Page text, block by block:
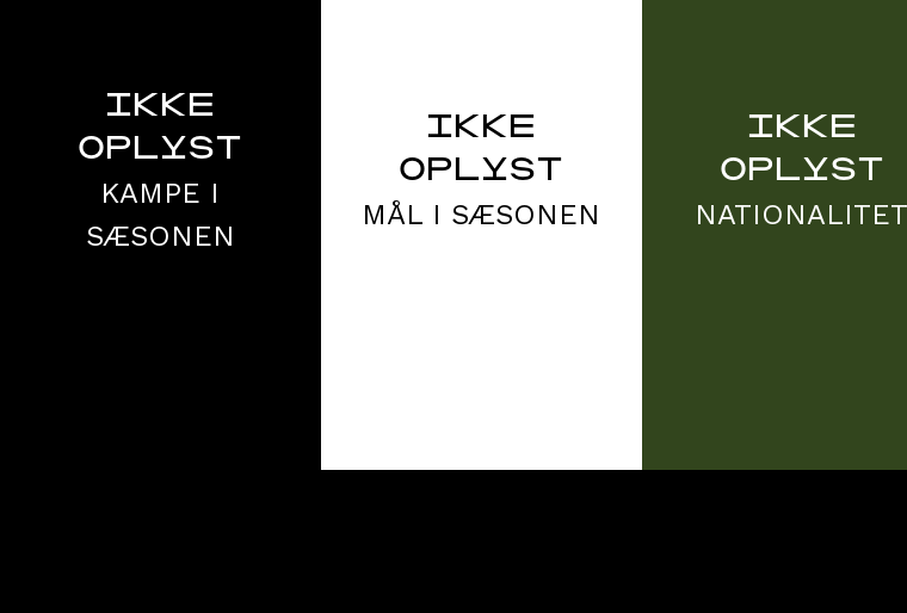
IKKE
OPLYST
KAMPE I
SÆSONEN
IKKE
OPLYST
MÅL I SÆSONEN
IKKE
OPLYST
NATIONALITET